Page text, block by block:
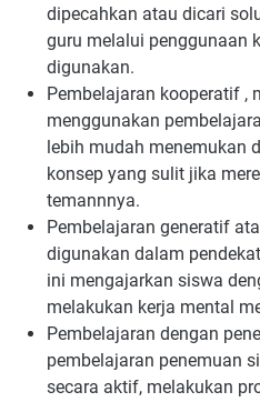
dipecahkan atau dicari
guru melalui penggunaan
digunakan.
Pembelajaran kooperatif ,
menggunakan
lebih mudah menemukan
konsep yang sulit jika
temannnya.
Pembelajaran generatif
digunakan dalam
ini mengajarkan siswa
melakukan kerja mental
Pembelajaran dengan
pembelajaran penemuan
secara aktif, melakukan